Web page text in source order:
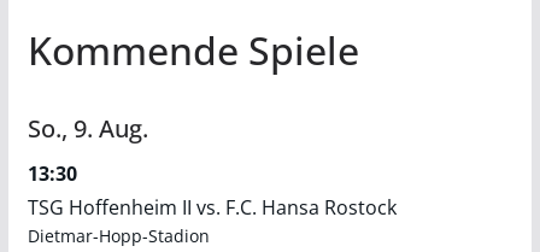
Kommende Spiele
So., 9. Aug.
13:30
TSG Hoffenheim II vs. F.C. Hansa Rostock
Dietmar-Hopp-Stadion